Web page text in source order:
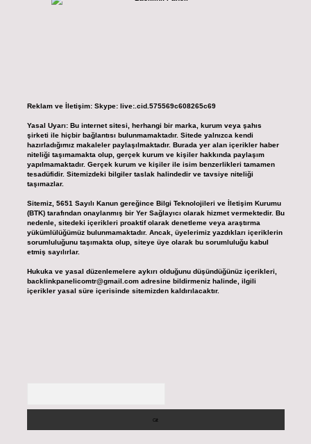
Reklam ve İletişim: Skype: live:.cid.575569c608265c69
Yasal Uyarı: Bu internet sitesi, herhangi bir marka, kurum veya şahıs
şirketi ile hiçbir bağlantısı bulunmamaktadır. Sitede yalnızca kendi
hazırladığımız makaleler paylaşılmaktadır. Burada yer alan içerikler haber
niteliği taşımamakta olup, gerçek kurum ve kişiler hakkında paylaşım
yapılmamaktadır. Gerçek kurum ve kişiler ile isim benzerlikleri tamamen
tesadüfidir. Sitemizdeki bilgiler taslak halindedir ve tavsiye niteliği
taşımazlar.
Sitemiz, 5651 Sayılı Kanun gereğince Bilgi Teknolojileri ve İletişim Kurumu
(BTK) tarafından onaylanmış bir Yer Sağlayıcı olarak hizmet vermektedir. Bu
nedenle, sitedeki içerikleri proaktif olarak denetleme veya araştırma
yükümlülüğümüz bulunmamaktadır. Ancak, üyelerimiz yazdıkları içeriklerin
sorumluluğunu taşımakta olup, siteye üye olarak bu sorumluluğu kabul
etmiş sayılırlar.
Hukuka ve yasal düzenlemelere aykırı olduğunu düşündüğünüz içerikleri,
backlinkpanelicomtr@gmail.comadresine bildirmeniz halinde, ilgili
içerikler yasal süre içerisinde sitemizden kaldırılacaktır.